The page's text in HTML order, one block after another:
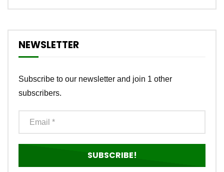
NEWSLETTER
Subscribe to our newsletter and join 1 other
subscribers.